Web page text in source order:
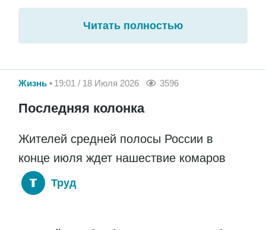
Читать полностью
Жизнь 19:01 / 18 Июля 2026 3596
Последняя колонка
Жителей средней полосы России в
конце июля ждет нашествие комаров
Труд